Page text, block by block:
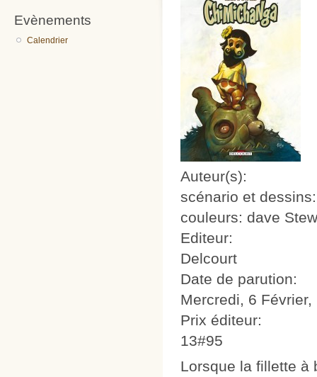
Evènements
Calendrier
Auteur(s):
scénario et
couleurs: dave
Editeur:
Delcourt
Date de parution:
Mercredi, 6 Février,
Prix éditeur:
13#95
Lorsque la fillette à